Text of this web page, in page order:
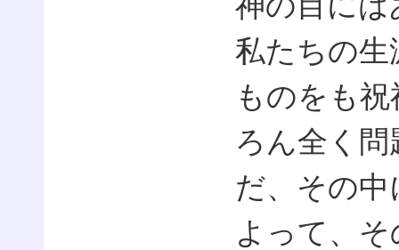
私たちの生
ものをも
ろん全く
だ、その
よって、